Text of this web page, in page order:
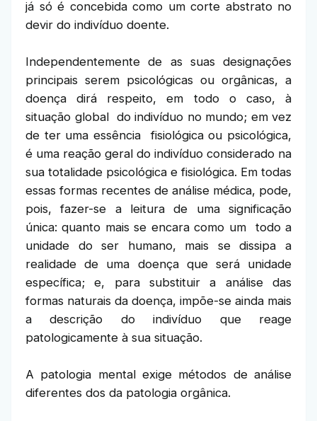
já só é concebida como um corte abstrato no
devir do indivíduo doente.
Independentemente de as suas designações
principais serem psicológicas ou orgânicas, a
doença dirá respeito, em todo o caso, à
situação global do indivíduo no mundo; em vez
de ter uma essência fisiológica ou psicológica,
é uma reação geral do indivíduo considerado na
sua totalidade psicológica e fisiológica. Em todas
essas formas recentes de análise médica, pode,
pois, fazer-se a leitura de uma significação
única: quanto mais se encara como um todo a
unidade do ser humano, mais se dissipa a
realidade de uma doença que será unidade
específica; e, para substituir a análise das
formas naturais da doença, impõe-se ainda mais
a descrição do indivíduo que reage
patologicamente à sua situação.
A patologia mental exige métodos de análise
diferentes dos da patologia orgânica.